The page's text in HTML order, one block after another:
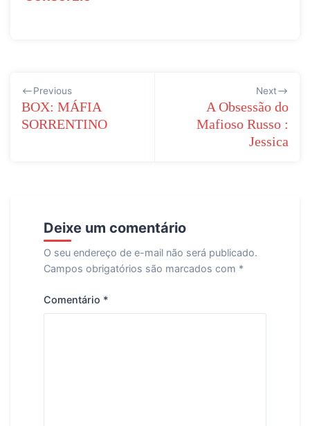
de
Post
Previous
BOX: MÁFIA
SORRENTINO
Next
A Obsessão do
Mafioso Russo :
Jessica
Deixe um comentário
O seu endereço de e-mail não será publicado.
Campos obrigatórios são marcados com *
Comentário *